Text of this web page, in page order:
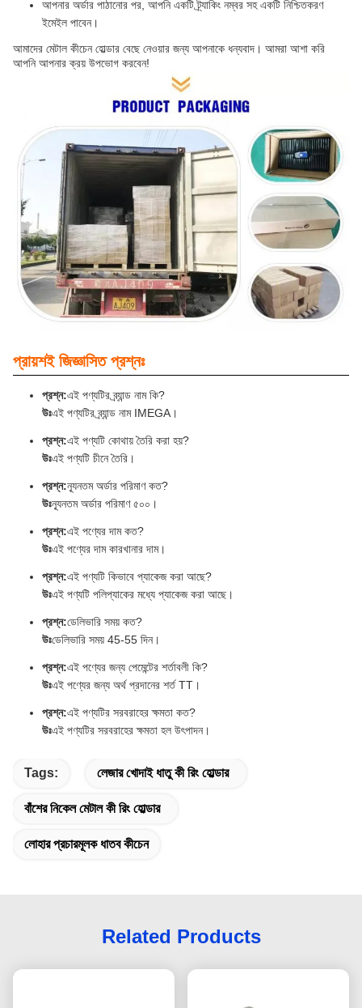
আপনার অর্ডার পাঠানোর পর, আপনি একটি ট্র্যাকিং নম্বর সহ একটি নিশ্চিতকরণ
ইমেইল পাবেন।
আমাদের মেটাল কীচেন হোল্ডার বেছে নেওয়ার জন্য আপনাকে ধন্যবাদ। আমরা আশা করি
আপনি আপনার ক্রয় উপভোগ করবেন!
প্রায়শই জিজ্ঞাসিত প্রশ্নঃ
প্রশ্ন:এই পণ্যটির ব্র্যান্ড নাম কি?
উঃএই পণ্যটির ব্র্যান্ড নাম IMEGA।
প্রশ্ন:এই পণ্যটি কোথায় তৈরি করা হয়?
উঃএই পণ্যটি চীনে তৈরি।
প্রশ্ন:ন্যূনতম অর্ডার পরিমাণ কত?
উঃন্যূনতম অর্ডার পরিমাণ ৫০০।
প্রশ্ন:এই পণ্যের দাম কত?
উঃএই পণ্যের দাম কারখানার দাম।
প্রশ্ন:এই পণ্যটি কিভাবে প্যাকেজ করা আছে?
উঃএই পণ্যটি পলিপ্যাকের মধ্যে প্যাকেজ করা আছে।
প্রশ্ন:ডেলিভারি সময় কত?
উঃডেলিভারি সময় 45-55 দিন।
প্রশ্ন:এই পণ্যের জন্য পেমেন্টের শর্তাবলী কি?
উঃএই পণ্যের জন্য অর্থ প্রদানের শর্ত TT।
প্রশ্ন:এই পণ্যটির সরবরাহের ক্ষমতা কত?
উঃএই পণ্যটির সরবরাহের ক্ষমতা হল উৎপাদন।
Tags: লেজার খোদাই ধাতু কী রিং হোল্ডার
বাঁশের নিকেল মেটাল কী রিং হোল্ডার
লোহার প্রচারমূলক ধাতব কীচেন
Related Products